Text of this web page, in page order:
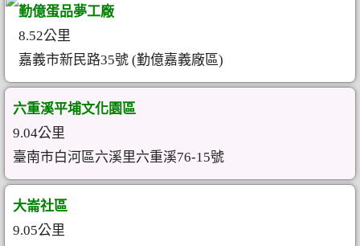
勤億蛋品夢工廠
8.52公里
嘉義市新民路35號 (勤億嘉義廠區)
六重溪平埔文化園區
9.04公里
臺南市白河區六溪里六重溪76-15號
大崙社區
9.05公里